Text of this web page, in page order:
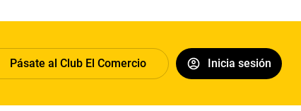
Pásate al Club El Comercio Inicia sesión